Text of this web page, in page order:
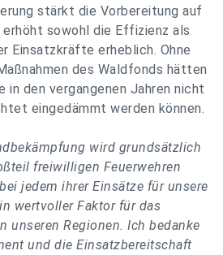
stärkt die Vorbereitung auf
sowohl die Effizienz als
Einsatzkräfte erheblich. Ohne
des Waldfonds hätten
in den vergangenen Jahren nicht
eingedämmt werden können.
wird grundsätzlich
freiwilligen Feuerwehren
jedem ihrer Einsätze für unsere
wertvoller Faktor für das
unseren Regionen. Ich bedanke
und die Einsatzbereitschaft